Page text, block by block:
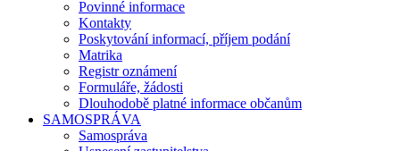
Povinné informace
Kontakty
Poskytování informací, příjem podání
Matrika
Registr oznámení
Formuláře, žádosti
Dlouhodobě platné informace občanům
SAMOSPRÁVA
Samospráva